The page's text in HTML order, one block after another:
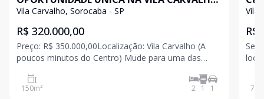
Custo-Benefício Imbatível
Vila Carvalho, Sorocaba - SP
R$ 320.000,00
Preço: R$ 350.000,00Localização: Vila Carvalho (A
poucos minutos do Centro) Mude para uma das
Esta casa é perfeita para quem busca praticidade,
conforto e facilidade de acesso a tudo ? Detalhes
150m² 2 1 1
Vila
R$
Se
76